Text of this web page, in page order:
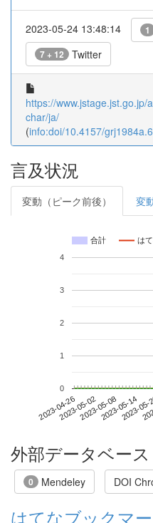
2023-05-24 13:48:14 1
7 + 12 Twitter
https://
char/ja/
(info:doi/10.4157/
言及状況
変動（ピーク前後） 変
合計 は
2023-04-262023-05-022023-05-082023-05-14
2023-
0
1
2
3
4
外部データベー
0 Mendeley DOI
はてなブックマ